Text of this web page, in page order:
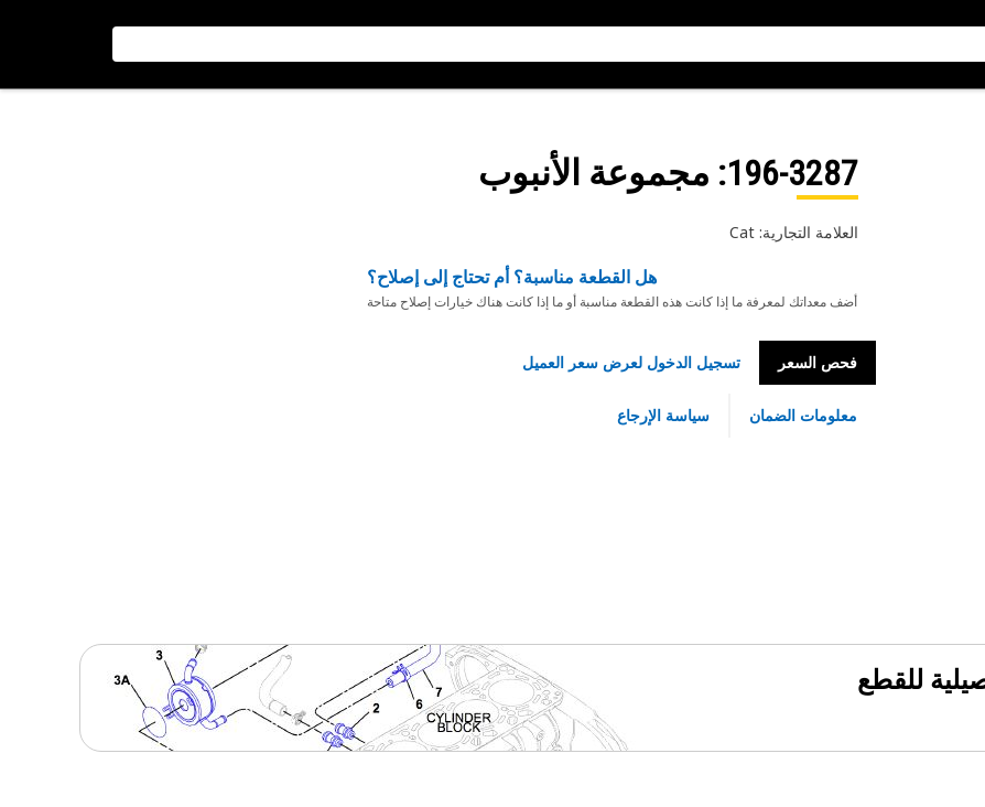
196-3287: مجموعة الأنبوب
العلامة التجارية: Cat
هل القطعة مناسبة؟ أم تحتاج إلى إصلاح؟
أضف معداتك لمعرفة ما إذا كانت هذه القطعة مناسبة أو ما إذا كانت هناك خيارات إصلاح متاحة
فحص السعر تسجيل الدخول لعرض سعر العميل
معلومات الضمان سياسة الإرجاع
للقطع